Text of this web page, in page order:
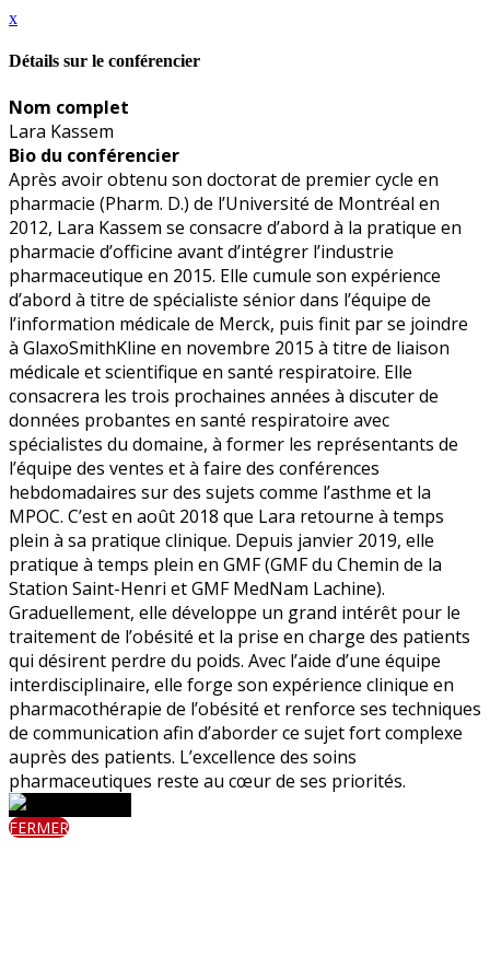
x
Détails sur le conférencier
Nom complet
Lara Kassem
Bio du conférencier
Après avoir obtenu son doctorat de premier cycle en
pharmacie (Pharm. D.) de l’Université de Montréal en
2012, Lara Kassem se consacre d’abord à la pratique en
pharmacie d’officine avant d’intégrer l’industrie
pharmaceutique en 2015. Elle cumule son expérience
d’abord à titre de spécialiste sénior dans l’équipe de
l’information médicale de Merck, puis finit par se joindre
à GlaxoSmithKline en novembre 2015 à titre de liaison
médicale et scientifique en santé respiratoire. Elle
consacrera les trois prochaines années à discuter de
données probantes en santé respiratoire avec
spécialistes du domaine, à former les représentants de
l’équipe des ventes et à faire des conférences
hebdomadaires sur des sujets comme l’asthme et la
MPOC. C’est en août 2018 que Lara retourne à temps
plein à sa pratique clinique. Depuis janvier 2019, elle
pratique à temps plein en GMF (GMF du Chemin de la
Station Saint-Henri et GMF MedNam Lachine).
Graduellement, elle développe un grand intérêt pour le
traitement de l’obésité et la prise en charge des patients
qui désirent perdre du poids. Avec l’aide d’une équipe
interdisciplinaire, elle forge son expérience clinique en
pharmacothérapie de l’obésité et renforce ses techniques
de communication afin d’aborder ce sujet fort complexe
auprès des patients. L’excellence des soins
pharmaceutiques reste au cœur de ses priorités.
FERMER